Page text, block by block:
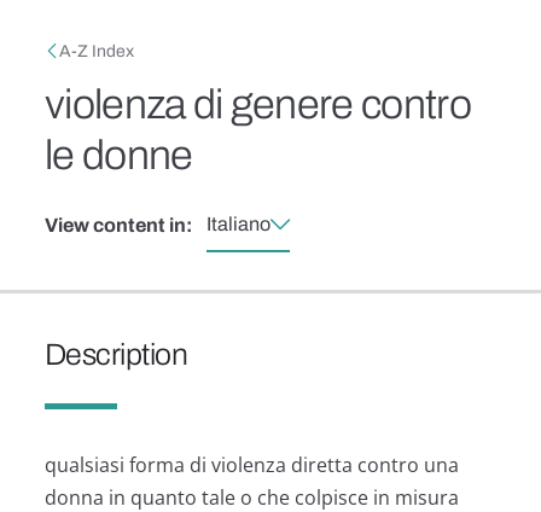
Breadcrumb
A-Z Index
violenza di genere contro
le donne
View content in: Italiano
Description
qualsiasi forma di violenza diretta contro una
donna in quanto tale o che colpisce in misura